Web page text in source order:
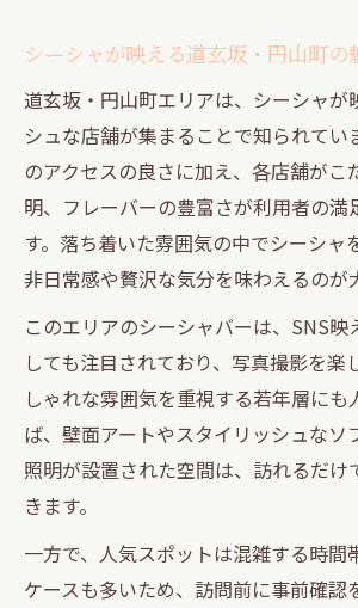
シーシャが映える道玄坂・円山町の
道玄坂・円山町エリアは、シーシャが
シュな店舗が集まることで知られてい
のアクセスの良さに加え、各店舗がこ
明、フレーバーの豊富さが利用者の満
す。落ち着いた雰囲気の中でシーシャ
非日常感や贅沢な気分を味わえるのが
このエリアのシーシャバーは、SNS映
しても注目されており、写真撮影を楽
しゃれな雰囲気を重視する若年層にも
ば、壁面アートやスタイリッシュなソ
照明が設置された空間は、訪れるだけ
きます。
一方で、人気スポットは混雑する時間
ケースも多いため、訪問前に事前確認